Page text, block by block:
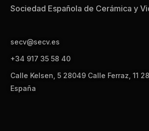
Sociedad Española de Cerámica y
secv@secv.es
+34 917 35 58 40
Calle Kelsen, 5 28049 Calle Ferraz, 11
España